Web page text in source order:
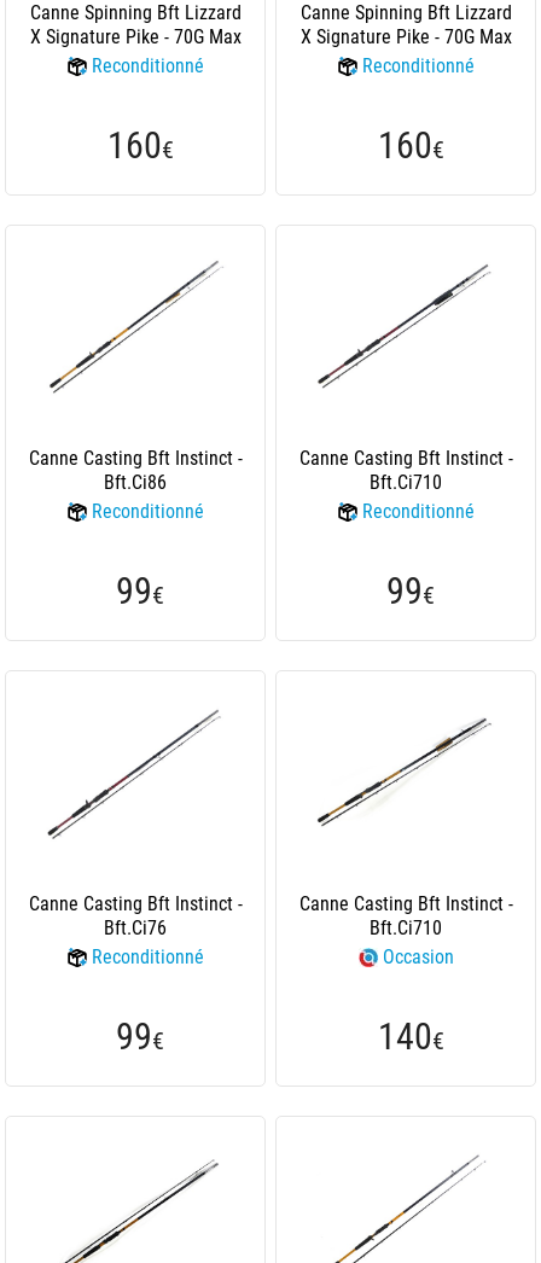
Canne Spinning Bft Lizzard
X Signature Pike - 70G Max
Reconditionné
160€
Canne Spinning Bft Lizzard
X Signature Pike - 70G Max
Reconditionné
160€
Canne Casting Bft Instinct -
Bft.Ci86
Reconditionné
99€
Canne Casting Bft Instinct -
Bft.Ci710
Reconditionné
99€
Canne Casting Bft Instinct -
Bft.Ci76
Reconditionné
99€
Canne Casting Bft Instinct -
Bft.Ci710
Occasion
140€